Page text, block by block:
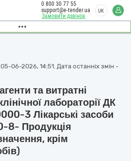
Замовити дзвінок
0 800 30 77 55
support@e-tender.ua
UK
06-2026, 14:51. Дата останніх змін -
та витратні
лабораторії ДК
3 Лікарські засоби
8- Продукція
крім